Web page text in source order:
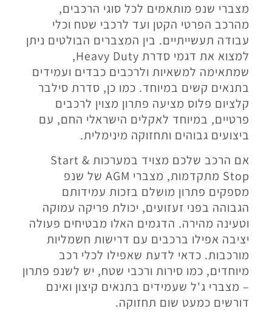
מצברי שנפ מותאמים לכל סוגי הרכבים,
מהרכב הפרטי הקטן ועד לרכבי שטח וכלי
עבודה תעשייתיים. בין המצברים הבולטים ניתן
למצוא את דגמי סדרת Heavy Duty,
שמתאימה למשאיות ולרכבים כבדים ועמידים
בתנאים קשים במיוחד. כמו כן, סדרת סילבר
קלציום פלוס מציעה פתרון מצוין לרכבים
פרטיים, במיוחד לאקלים הישראלי החם, עם
ביצועים גבוהים ותחזוקה מינימלית.
אם הרכב שלכם מצויד במערכות Start &
Stop מתקדמות, מצברי AGM של שנפ
מספקים פתרון מושלם בזכות עמידותם
הגבוהה בפני זעזועים, יכולת פריקה עמוקה
וטעינה מהירה. הדגמים האלו מבטיחים פעולה
יציבה אפילו ברכבים עם דרישות חשמליות
מורכבות. כדאי לדעת שאפילו לכלי רכב
מיוחדים, כמו סירות ורכבי שטח, יש לשנפ פתרון
– מצברי ג'ל שעמידים בתנאים קיצון ואינם
דורשים כמעט שום תחזוקה.